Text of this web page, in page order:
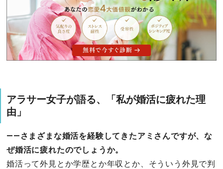
アラサー女子が語る、「私が婚活に疲れた理
由」
――さまざまな婚活を経験してきたアミさんですが、な
ぜ婚活に疲れたのでしょうか。
婚活って外見とか学歴とか年収とか、そういう外見で判